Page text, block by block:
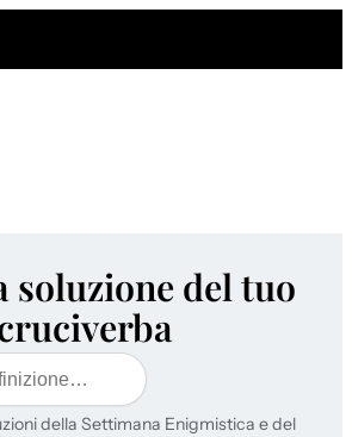
soluzione del tuo
della Settimana Enigmistica e del